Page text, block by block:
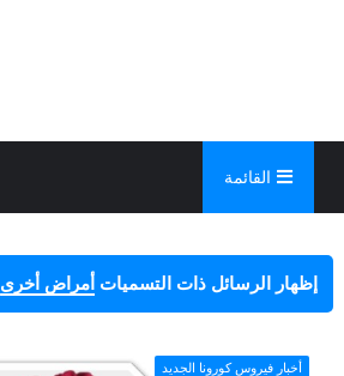
القائمة
‏إظهار الرسائل ذات التسميات أمراض أخرى
أخبار فيروس كورونا الجديد